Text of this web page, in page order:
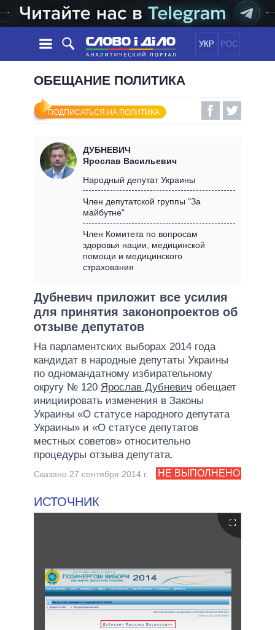
УКР РОС
НОВОСТИ
ЛЕНТА
СОБЫТИЯ
СТАТЬИ
МНЕНИЯ
ОБЗОРЫ
ДАЙДЖЕСТЫ
ПОЛИТИКА
ЭКОНОМИКА
МИР
ОБЕЩАНИЯ
ВСЕ ПОЛИТИКИ
ПРЕЗИДЕНТ И ОФИС
КАБИНЕТ МИНИСТРОВ
ГЛАВЫ ОБЛАДМИНИСТРАЦИЙ
ВСЕ ПЕРСОНЫ
ИНФОГРАФИКА
ВИДЕО
ПОДДЕРЖАТЬ
СРАВНЕНИЕ ПОЛИТИКОВ
ОБЕЩАНИЕ ПОЛИТИКА
ПОДПИСАТЬСЯ НА ПОЛИТИКА
ДУБНЕВИЧ
Ярослав Васильевич
Народный депутат Украины
Член депутатской группы "За
майбутне"
Член Комитета по вопросам
здоровья нации, медицинской
помощи и медицинского
страхования
Дубневич приложит все усилия
для принятия законопроектов об
отзыве депутатов
На парламентских выборах 2014 года
кандидат в народные депутаты Украины
по одномандатному избирательному
округу № 120 Ярослав Дубневич обещает
инициировать изменения в Законы
Украины «О статусе народного депутата
Украины» и «О статусе депутатов
местных советов» относительно
процедуры отзыва депутата.
НЕ ВЫПОЛНЕНО
Сказано 27 сентября 2014 г.
ИСТОЧНИК